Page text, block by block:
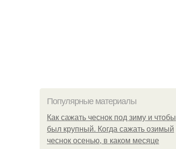
Популярные материалы
Как сажать чеснок под зиму и чтобы
был крупный. Когда сажать озимый
чеснок осенью, в каком месяце